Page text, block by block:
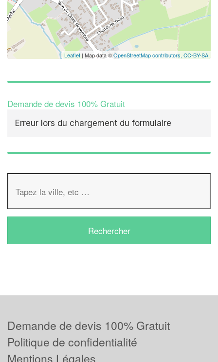
Leaflet | Map data ©OpenStreetMap contributors, CC-BY-SA
Demande de devis 100% Gratuit
Erreur lors du chargement du formulaire
Demande de devis 100% Gratuit
Politique de confidentialité
Mentions Légales